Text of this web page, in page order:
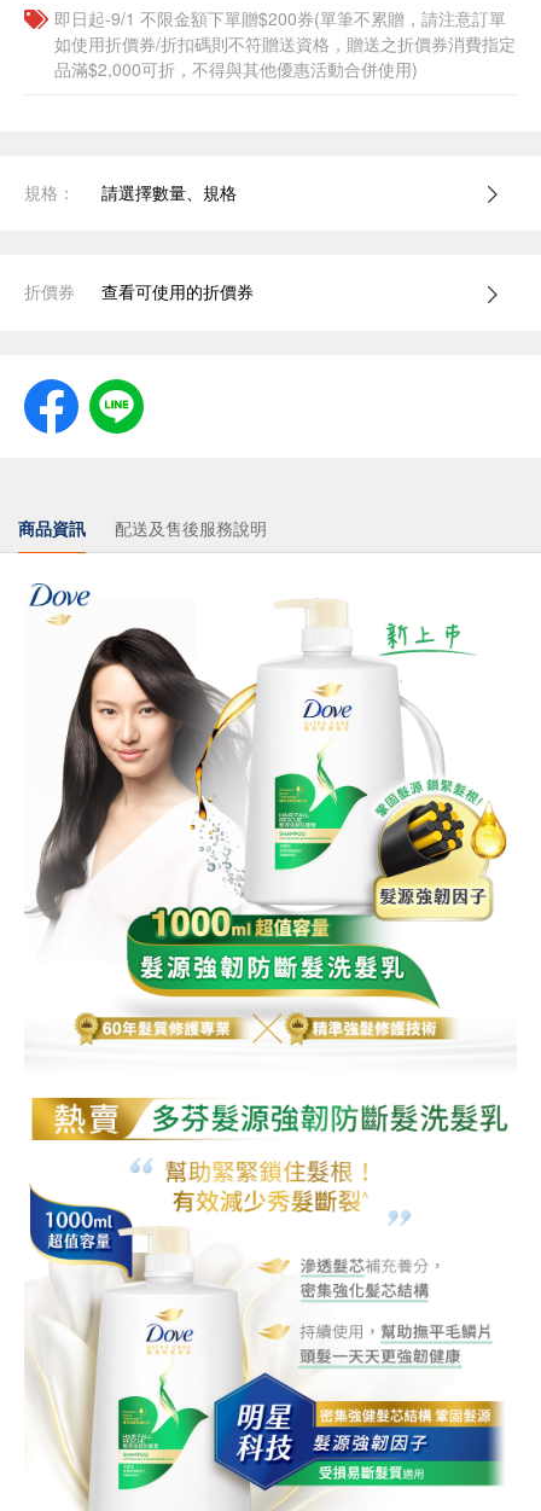
即日起-9/1 不限金額下單贈$200券(單筆不累贈，請注意訂單
如使用折價券/折扣碼則不符贈送資格，贈送之折價券消費指定
品滿$2,000可折，不得與其他優惠活動合併使用)
規格： 請選擇數量、規格
折價券 查看可使用的折價券
商品資訊 配送及售後服務說明